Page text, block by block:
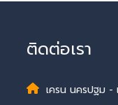
ติดต่อเรา
เครน นครปฐม -